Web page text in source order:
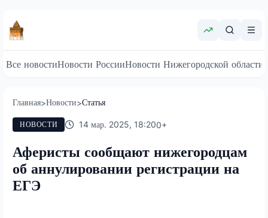
Все новостиНовости РоссииНовости Нижегородской области
Главная>Новости>Статья
НОВОСТИ 14 мар. 2025, 18:200+
Аферисты сообщают нижегородцам
об аннулировании регистрации на
ЕГЭ